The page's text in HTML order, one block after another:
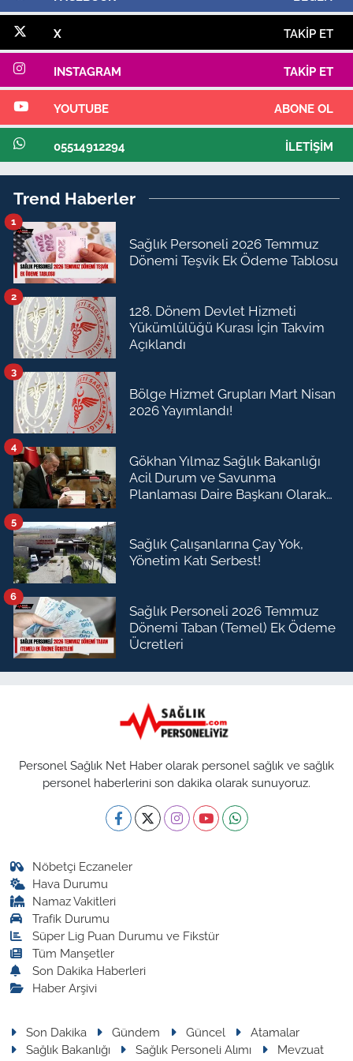
X TAKIP ET
INSTAGRAM TAKIP ET
YOUTUBE ABONE OL
05514912294 İLETIŞIM
Trend Haberler
Sağlık Personeli 2026 Temmuz
Dönemi Teşvik Ek Ödeme Tablosu
1
128. Dönem Devlet Hizmeti
Yükümlülüğü Kurası İçin Takvim
Açıklandı
2
Bölge Hizmet Grupları Mart Nisan
2026 Yayımlandı!
3
Gökhan Yılmaz Sağlık Bakanlığı
Acil Durum ve Savunma
Planlaması Daire Başkanı Olarak
4
Sağlık Çalışanlarına Çay Yok,
Yönetim Katı Serbest!
5
Sağlık Personeli 2026 Temmuz
Dönemi Taban (Temel) Ek Ödeme
Ücretleri
6
Personel Sağlık Net Haber olarak personel sağlık ve sağlık
personel haberlerini son dakika olarak sunuyoruz.
Nöbetçi Eczaneler
Hava Durumu
Namaz Vakitleri
Trafik Durumu
Süper Lig Puan Durumu ve Fikstür
Tüm Manşetler
Son Dakika Haberleri
Haber Arşivi
Son Dakika Gündem Güncel
Atamalar
Sağlık Bakanlığı
Sağlık Personeli Alımı
Mevzuat